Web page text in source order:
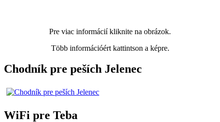
Pre viac informácií kliknite na obrázok.
Több információért kattintson a képre.
Chodník pre peších Jelenec
WiFi pre Teba